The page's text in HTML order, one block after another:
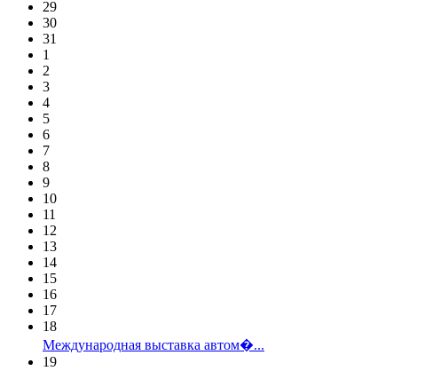
29
30
31
1
2
3
4
5
6
7
8
9
10
11
12
13
14
15
16
17
18
Международная выставка автом�...
19